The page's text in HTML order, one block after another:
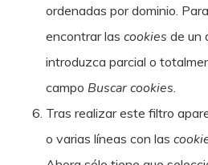
ordenadas por dominio.
encontrar las cookies de un
introduzca parcial o
campo Buscar cookies.
Tras realizar este filtro
o varias líneas con las